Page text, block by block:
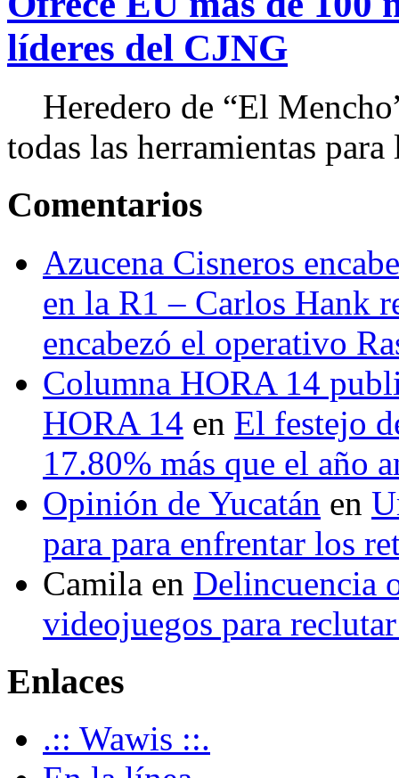
líderes del CJNG
Heredero de “El
todas las herramientas
Comentarios
Azucena Cisneros
en la R1 – Carlos Hank
encabezó el operativo
Columna HORA 14
HORA 14 en El festejo
17.80% más que el año
Opinión de Yucatán en
para para enfrentar los
Camila en Delincuencia
videojuegos para
Enlaces
.:: Wawis ::.